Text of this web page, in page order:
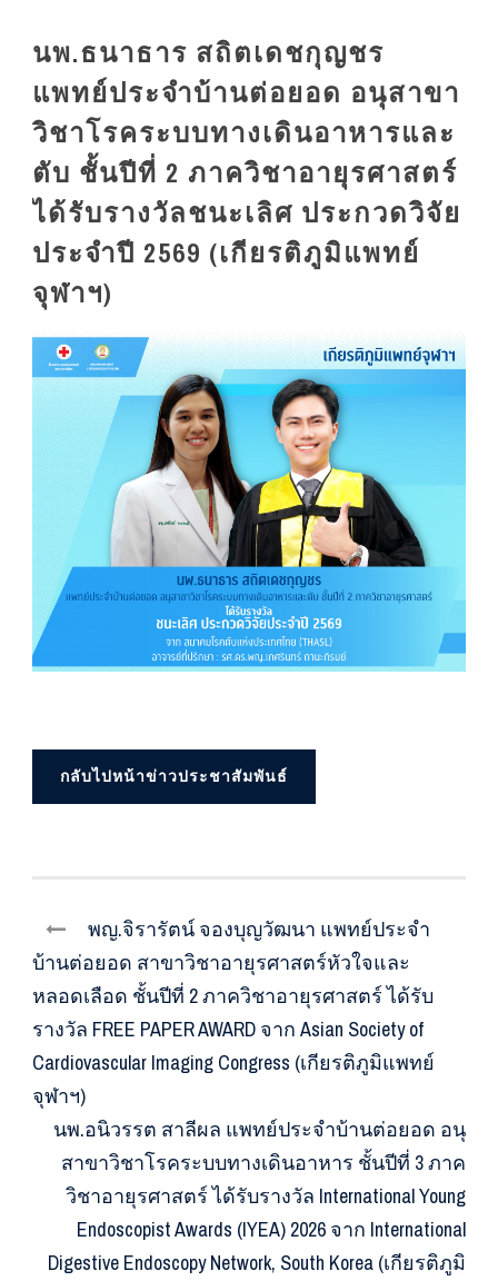
นพ.ธนาธาร สถิตเดชกุญชร
แพทย์ประจำบ้านต่อยอด อนุสาขา
วิชาโรคระบบทางเดินอาหารและ
ตับ ชั้นปีที่ 2 ภาควิชาอายุรศาสตร์
ได้รับรางวัลชนะเลิศ ประกวดวิจัย
ประจำปี 2569 (เกียรติภูมิแพทย์
จุฬาฯ)
กลับไปหน้าข่าวประชาสัมพันธ์
พญ.จิรารัตน์ จองบุญวัฒนา แพทย์ประจำ
บ้านต่อยอด สาขาวิชาอายุรศาสตร์หัวใจและ
หลอดเลือด ชั้นปีที่ 2 ภาควิชาอายุรศาสตร์ ได้รับ
รางวัล FREE PAPER AWARD จาก Asian Society of
Cardiovascular Imaging Congress (เกียรติภูมิแพทย์
จุฬาฯ)
นพ.อนิวรรต สาลีผล แพทย์ประจำบ้านต่อยอด อนุ
สาขาวิชาโรคระบบทางเดินอาหาร ชั้นปีที่ 3 ภาค
วิชาอายุรศาสตร์ ได้รับรางวัล International Young
Endoscopist Awards (IYEA) 2026 จาก International
Digestive Endoscopy Network, South Korea (เกียรติภูมิ